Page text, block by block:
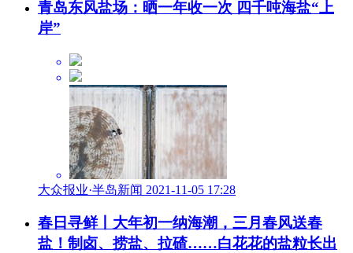
青岛东风盐场：晒一年收一次 四千吨海盐“上
岸”
大众报业·半岛新闻 2021-11-05 17:28
春日寻鲜丨大年初一纳海潮，三月春风送春
盐！制卤、捞盐、拉碴……白花花的盐粒长出